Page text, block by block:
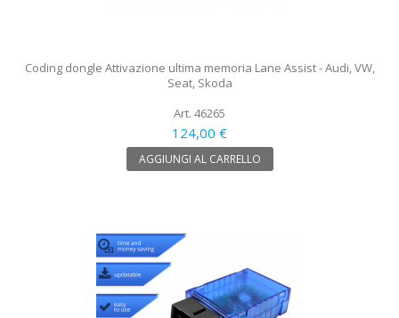
Coding dongle Attivazione ultima memoria Lane Assist - Audi, VW,
Seat, Skoda
Art. 46265
124,00 €
AGGIUNGI AL CARRELLO